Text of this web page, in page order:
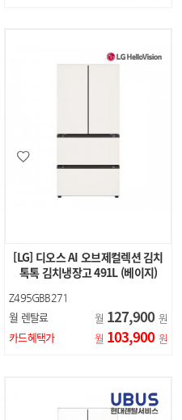
[LG] 디오스 AI 오브제컬렉션 김치
톡톡 김치냉장고 491L (베이지)
Z495GBB271
월 렌탈료 월 127,900 원
카드혜택가
월 103,900 원